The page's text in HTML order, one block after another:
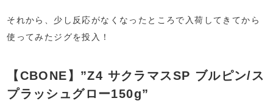
それから、少し反応がなくなったところで入荷してきてから
使ってみたジグを投入！
【CBONE】”Z4 サクラマスSP ブルピン/ス
プラッシュグロー150g”